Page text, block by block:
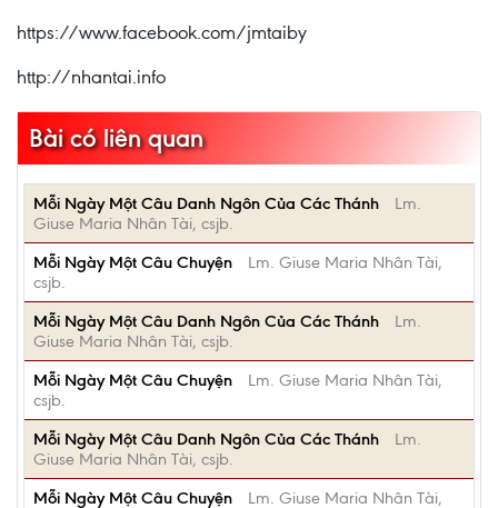
https://www.facebook.com/jmtaiby
http://nhantai.info
Bài có liên quan
Mỗi Ngày Một Câu Danh Ngôn Của Các Thánh
Lm.
Giuse Maria Nhân Tài, csjb.
Mỗi Ngày Một Câu Chuyện
Lm. Giuse Maria Nhân Tài,
csjb.
Mỗi Ngày Một Câu Danh Ngôn Của Các Thánh
Lm.
Giuse Maria Nhân Tài, csjb.
Mỗi Ngày Một Câu Chuyện
Lm. Giuse Maria Nhân Tài,
csjb.
Mỗi Ngày Một Câu Danh Ngôn Của Các Thánh
Lm.
Giuse Maria Nhân Tài, csjb.
Mỗi Ngày Một Câu Chuyện
Lm. Giuse Maria Nhân Tài,